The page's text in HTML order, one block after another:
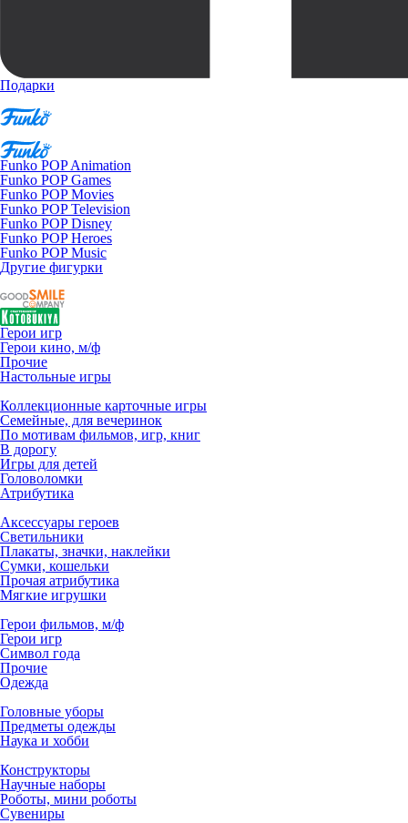
Подарки
Funko POP Animation
Funko POP Games
Funko POP Movies
Funko POP Television
Funko POP Disney
Funko POP Heroes
Funko POP Music
Другие фигурки
Герои игр
Герои кино, м/ф
Прочие
Настольные игры
Коллекционные карточные игры
Семейные, для вечеринок
По мотивам фильмов, игр, книг
В дорогу
Игры для детей
Головоломки
Атрибутика
Аксессуары героев
Светильники
Плакаты, значки, наклейки
Сумки, кошельки
Прочая атрибутика
Мягкие игрушки
Герои фильмов, м/ф
Герои игр
Символ года
Прочие
Одежда
Головные уборы
Предметы одежды
Наука и хобби
Конструкторы
Научные наборы
Роботы, мини роботы
Сувениры